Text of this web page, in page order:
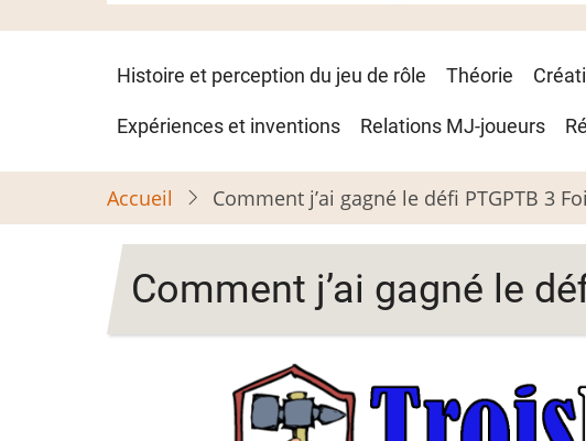
Navigation
principale
Histoire et perception du jeu de rôle Théorie
Expériences et inventions Relations MJ-joueurs
Accueil Comment j’ai gagné le défi PTGPTB 3
Comment j’ai gagné le